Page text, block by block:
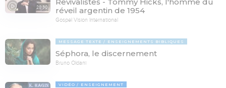
28:30
Revivalistes - Tommy Hicks, l'homme du
réveil argentin de 1954
Gospel Vision International
MESSAGE TEXTE ENSEIGNEMENTS BIBLIQUES
Séphora, le discernement
Bruno Oldani
VIDÉO ENSEIGNEMENT